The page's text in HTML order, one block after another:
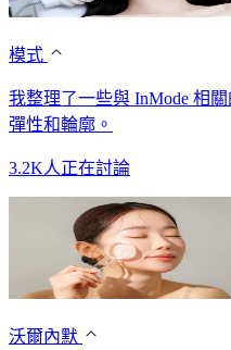
模式
我整理了一些與 InMode 相
彈性和輪廓。
3.2K人正在討論
沃爾內默